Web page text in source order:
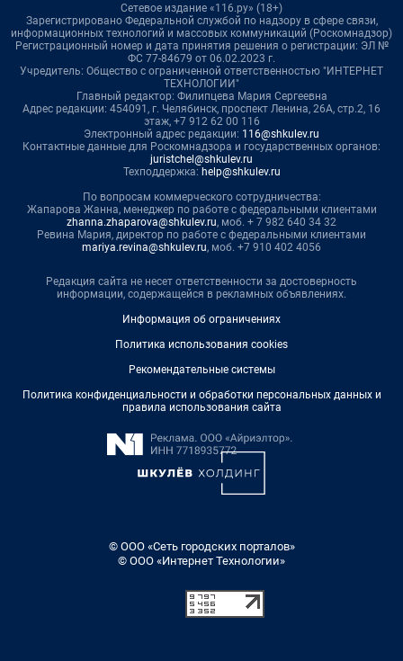
Сетевое издание «116.ру» (18+)
Зарегистрировано Федеральной службой по надзору в сфере связи,
информационных технологий и массовых коммуникаций (Роскомнадзор)
Регистрационный номер и дата принятия решения о регистрации: ЭЛ №
ФС 77-84679 от 06.02.2023 г.
Учредитель: Общество с ограниченной ответственностью "ИНТЕРНЕТ
ТЕХНОЛОГИИ"
Главный редактор: Филипцева Мария Сергеевна
Адрес редакции: 454091, г. Челябинск, проспект Ленина, 26А, стр.2, 16
этаж, +7 912 62 00 116
Электронный адрес редакции: 116@shkulev.ru
Контактные данные для Роскомнадзора и государственных органов:
juristchel@shkulev.ru
Техподдержка: help@shkulev.ru
По вопросам коммерческого сотрудничества:
Жапарова Жанна, менеджер по работе с федеральными клиентами
zhanna.zhaparova@shkulev.ru, моб. + 7 982 640 34 32
Ревина Мария, директор по работе с федеральными клиентами
mariya.revina@shkulev.ru, моб. +7 910 402 4056
Редакция сайта не несет ответственности за достоверность
информации, содержащейся в рекламных объявлениях.
Информация об ограничениях
Политика использования cookies
Рекомендательные системы
Политика конфиденциальности и обработки персональных данных и
правила использования сайта
© ООО «Сеть городских порталов»
© ООО «Интернет Технологии»